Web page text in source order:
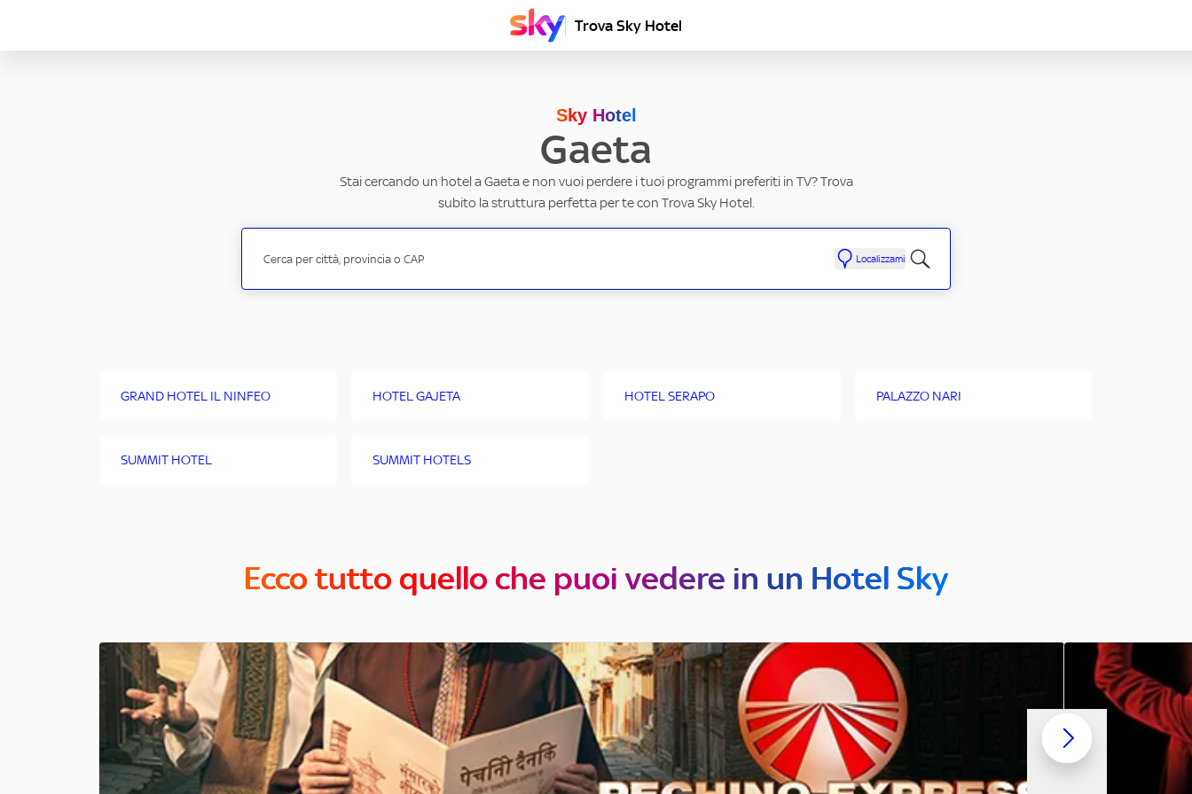
Trova Sky Hotel
Sky Hotel
Gaeta
Stai cercando un hotel a Gaeta e non vuoi perdere i tuoi programmi preferiti in TV? Trova
subito la struttura perfetta per te con Trova Sky Hotel.
Localizzami
GRAND HOTEL IL NINFEO HOTEL GAJETA HOTEL SERAPO PALAZZO NARI
SUMMIT HOTEL SUMMIT HOTELS
Ecco tutto quello che puoi vedere in un Hotel Sky